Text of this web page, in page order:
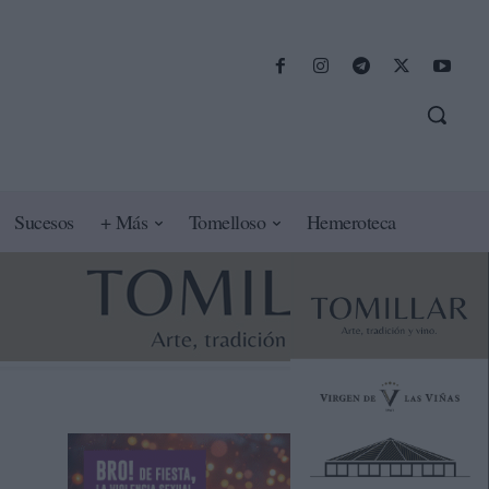
Sucesos + Más Tomelloso Hemeroteca